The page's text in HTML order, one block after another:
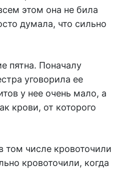
этом она не била
думала, что сильно
пятна. Поначалу
уговорила ее
у нее очень мало, а
крови, от которого
том числе кровоточили
кровоточили, когда